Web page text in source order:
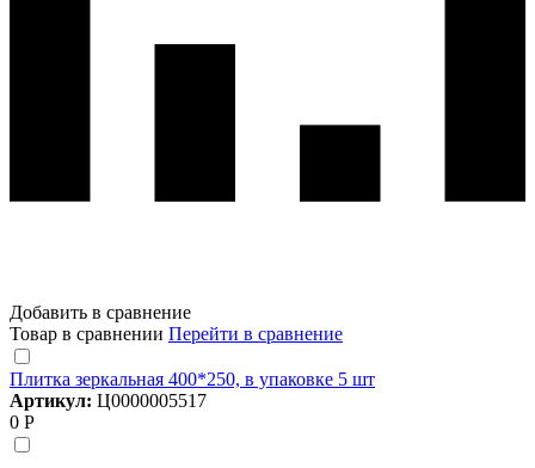
Добавить в сравнение
Товар в сравнении Перейти в сравнение
Плитка зеркальная 400*250, в упаковке 5 шт
Артикул: Ц0000005517
0 Р